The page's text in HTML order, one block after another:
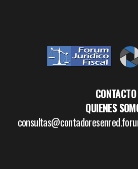
CONTACTO
QUIENES